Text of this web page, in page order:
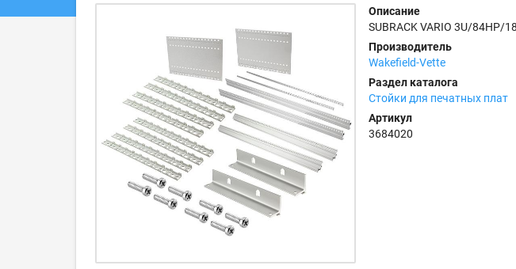
Описание
SUBRACK VARIO 3U/84HP/
Производитель
Wakefield-Vette
Раздел каталога
Стойки для печатных плат
Артикул
3684020